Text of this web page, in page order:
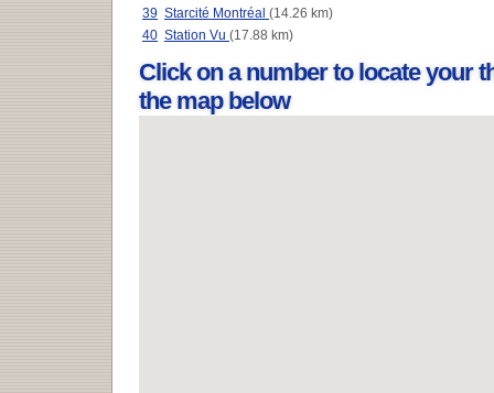
39 Starcité Montréal (14.26 km)
40 Station Vu (17.88 km)
Click on a number to locate your
the map below